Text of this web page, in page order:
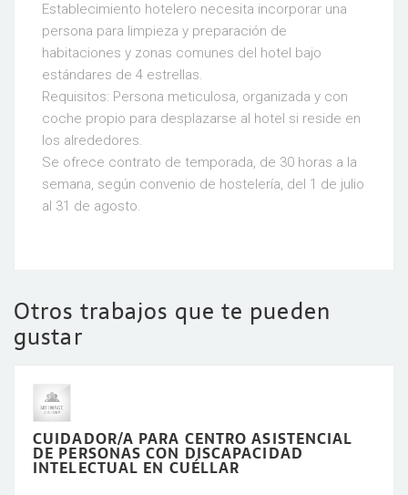
Establecimiento hotelero necesita incorporar una
persona para limpieza y preparación de
habitaciones y zonas comunes del hotel bajo
estándares de 4 estrellas.
Requisitos: Persona meticulosa, organizada y con
coche propio para desplazarse al hotel si reside en
los alrededores.
Se ofrece contrato de temporada, de 30 horas a la
semana, según convenio de hostelería, del 1 de julio
al 31 de agosto.
Otros trabajos que te pueden
gustar
CUIDADOR/A PARA CENTRO ASISTENCIAL
DE PERSONAS CON DISCAPACIDAD
INTELECTUAL EN CUÉLLAR